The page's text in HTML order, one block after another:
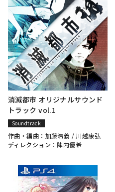
消滅都市 オリジナルサウンド
トラック vol.1
Soundtrack
作曲・編曲： 加藤浩義 / 川越康弘
ディレクション： 陣内優希